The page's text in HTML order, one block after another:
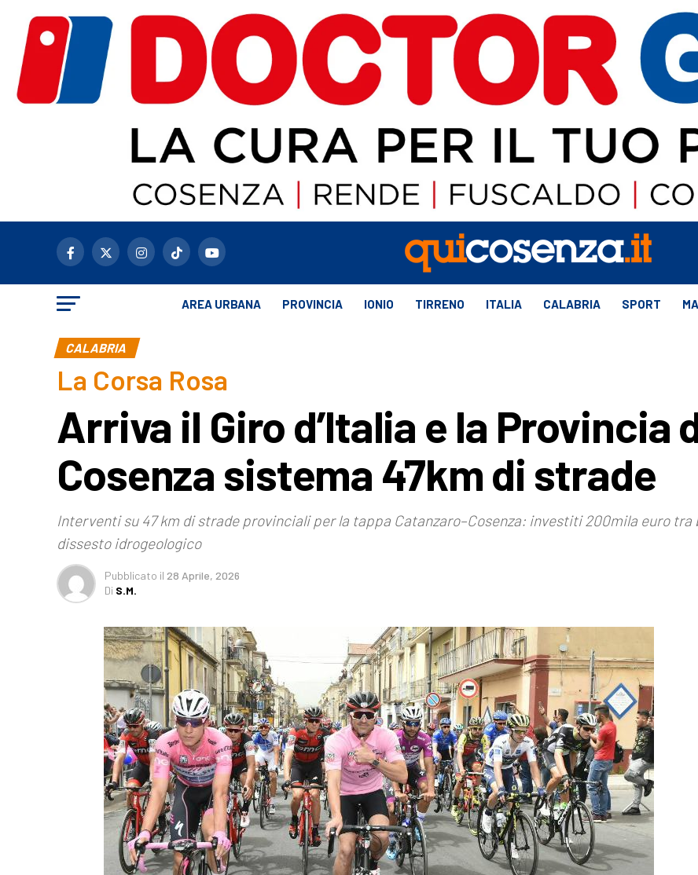
AREA URBANA PROVINCIA IONIO TIRRENO ITALIA CALABRIA SPORT
CALABRIA
La Corsa Rosa
Arriva il Giro d’Italia e la Provincia
Cosenza sistema 47km di strade
Interventi su 47 km di strade provinciali per la tappa Catanzaro–Cosenza: investiti 200mila euro
dissesto idrogeologico
Pubblicato il 28 Aprile, 2026
Di S.M.